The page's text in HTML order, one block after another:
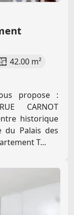
42.00 m²
propose :
CARNOT
historique
du Palais des
T...